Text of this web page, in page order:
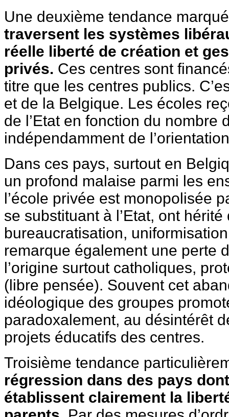
Une deuxième tendance
traversent les systèmes
réelle liberté de création et
privés. Ces centres sont
titre que les centres publics.
et de la Belgique. Les écoles
de l’Etat en fonction du nombre
indépendamment de
Dans ces pays, surtout en
un profond malaise parmi les
l’école privée est monopolisée
se substituant à l’Etat, ont
bureaucratisation,
remarque également une perte
l’origine surtout catholiques,
(libre pensée). Souvent cet
idéologique des groupes
paradoxalement, au désintérêt
projets éducatifs des centres.
Troisième tendance
régression dans des pays
établissent clairement la